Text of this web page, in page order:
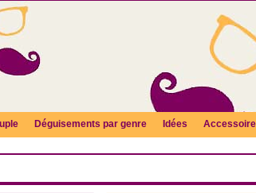
Déguisements par genre Idées